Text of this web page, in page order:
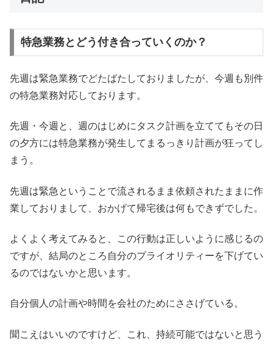
特急業務とどう付き合っていくのか？
先週は緊急業務でどたばたしておりましたが、今週も別件
の特急業務対応しております。
先週・今週と、週のはじめにタスク計画を立ててもその日
の夕方には特急業務が発生してまるっきり計画が狂ってし
まう。
先週は緊急ということで流されるまま依頼されたままに作
業しておりまして、おかげて帰宅後は何もできずでした。
よくよく考えてみると、この行動は正しいように感じるの
ですが、結局のところ自分のプライオリティーを下げてい
るのではないかと思います。
自分個人の計画や時間を会社のためにささげている。
聞こえはいいのですけど、これ、持続可能ではないと思う